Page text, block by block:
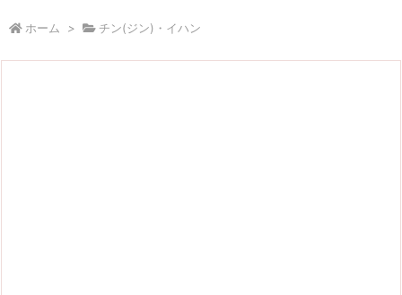
ホーム > チン(ジン)・イハン